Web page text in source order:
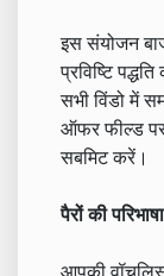
इस संयोजन
प्रविष्टि
सभी विंडो में
ऑफर फील्ड
सबमिट करें।
पैरों की परिभाषा